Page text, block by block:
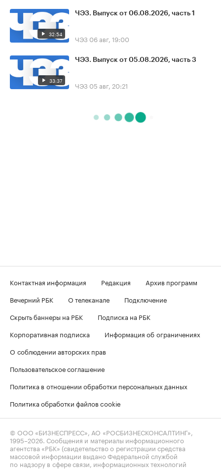
32:54
ЧЭЗ. Выпуск от 06.08.2026, часть 1
ЧЭЗ 06 авг, 19:00
33:37
ЧЭЗ. Выпуск от 05.08.2026, часть 3
ЧЭЗ 05 авг, 20:21
Контактная информация Редакция
Архив программ
Вечерний РБК
О телеканале
Подключение
Скрыть баннеры на РБК
Подписка на РБК
Корпоративная подписка
Информация об ограничениях
О соблюдении авторских прав
Пользовательское соглашение
Политика в отношении обработки персональных данных
Политика обработки файлов cookie
© ООО «БИЗНЕСПРЕСС», АО «РОСБИЗНЕСКОНСАЛТИНГ»,
1995–2026 . Сообщения и материалы информационного
агентства «РБК» (свидетельство о регистрации средства
массовой информации выдано Федеральной службой
по надзору в сфере связи, информационных технологий